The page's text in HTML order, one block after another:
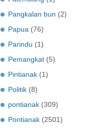
Pangkalan bun (2)
Papua (76)
Parindu (1)
Pemangkat (5)
Pintianak (1)
Politik (8)
pontianak (309)
Pontianak (2501)